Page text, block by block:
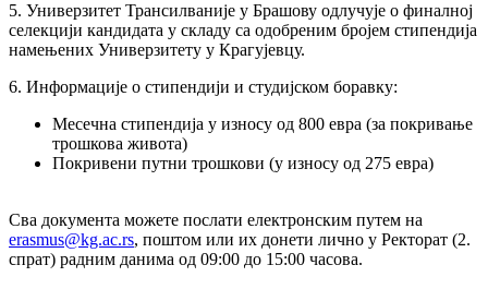
5. Универзитет Трансилваније у Брашову одлучује о финалној
селекцији кандидата у складу са одобреним бројем стипендија
намењених Универзитету у Крагујевцу.
6. Информације о стипендији и студијском боравку:
Месечна стипендија у износу од 800 евра (за покривање
трошкова живота)
Покривени путни трошкови (у износу од 275 евра)
Сва документа можете послати електронским путем на
erasmus@kg.ac.rs, поштом или их донети лично у Ректорат (2.
спрат) радним данима од 09:00 до 15:00 часова.